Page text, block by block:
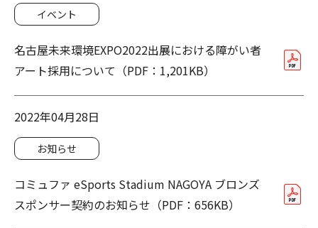
イベント
名古屋未来環境EXPO2022出展における障がい者
アート採用について（PDF：1,201KB）
2022年04月28日
お知らせ
コミュファ eSports Stadium NAGOYA ブロンズ
スポンサー契約のお知らせ（PDF：656KB）